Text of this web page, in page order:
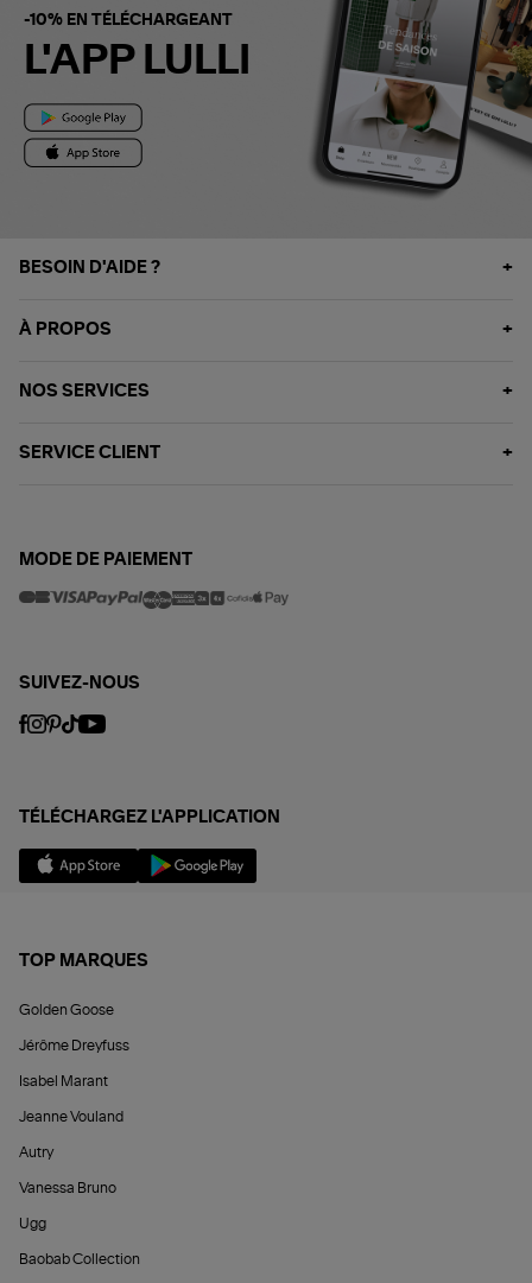
-10% EN TÉLÉCHARGEANT
L'APP LULLI
BESOIN D'AIDE ?
À PROPOS
NOS SERVICES
SERVICE CLIENT
MODE DE PAIEMENT
SUIVEZ-NOUS
TÉLÉCHARGEZ L'APPLICATION
TOP MARQUES
Golden Goose
Jérôme Dreyfuss
Isabel Marant
Jeanne Vouland
Autry
Vanessa Bruno
Ugg
Baobab Collection